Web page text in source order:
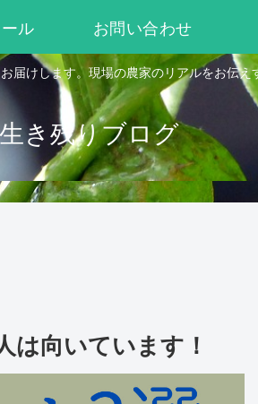
届けします。現場の農家のリアルをお伝え
き残りブログ
ル お問い合わせ
は向いています！